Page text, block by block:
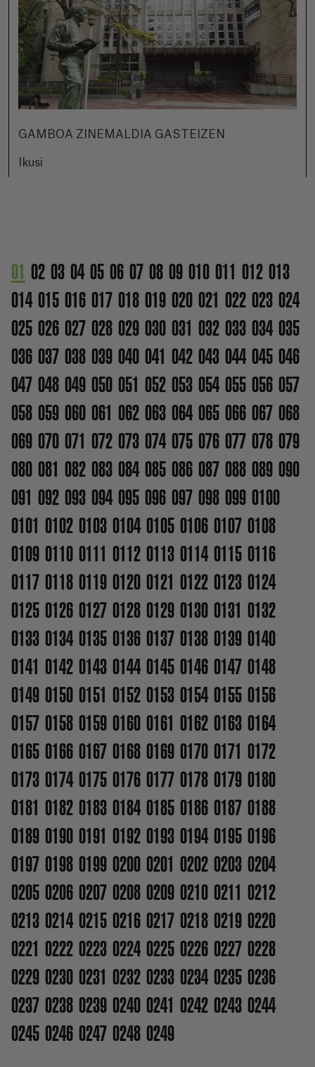
GAMBOA ZINEMALDIA GASTEIZEN
Ikusi
01 02 03 04 05 06 07 08 09 010 011 012 013
014 015 016 017 018 019 020 021 022 023 024
025 026 027 028 029 030 031 032 033 034 035
036 037 038 039 040 041 042 043 044 045 046
047 048 049 050 051 052 053 054 055 056 057
058 059 060 061 062 063 064 065 066 067 068
069 070 071 072 073 074 075 076 077 078 079
080 081 082 083 084 085 086 087 088 089 090
091 092 093 094 095 096 097 098 099 0100
0101 0102 0103 0104 0105 0106 0107 0108
0109 0110 0111 0112 0113 0114 0115 0116
0117 0118 0119 0120 0121 0122 0123 0124
0125 0126 0127 0128 0129 0130 0131 0132
0133 0134 0135 0136 0137 0138 0139 0140
0141 0142 0143 0144 0145 0146 0147 0148
0149 0150 0151 0152 0153 0154 0155 0156
0157 0158 0159 0160 0161 0162 0163 0164
0165 0166 0167 0168 0169 0170 0171 0172
0173 0174 0175 0176 0177 0178 0179 0180
0181 0182 0183 0184 0185 0186 0187 0188
0189 0190 0191 0192 0193 0194 0195 0196
0197 0198 0199 0200 0201 0202 0203 0204
0205 0206 0207 0208 0209 0210 0211 0212
0213 0214 0215 0216 0217 0218 0219 0220
0221 0222 0223 0224 0225 0226 0227 0228
0229 0230 0231 0232 0233 0234 0235 0236
0237 0238 0239 0240 0241 0242 0243 0244
0245 0246 0247 0248 0249